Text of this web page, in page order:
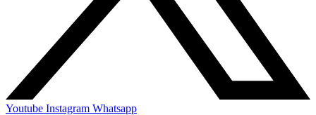
Youtube Instagram Whatsapp